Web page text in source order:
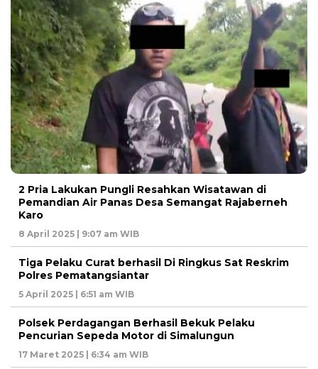
2 Pria Lakukan Pungli Resahkan Wisatawan di
Pemandian Air Panas Desa Semangat Rajaberneh
Karo
8 April 2025 | 9:07 am WIB
Tiga Pelaku Curat berhasil Di Ringkus Sat Reskrim
Polres Pematangsiantar
5 April 2025 | 6:51 am WIB
Polsek Perdagangan Berhasil Bekuk Pelaku
Pencurian Sepeda Motor di Simalungun
17 Maret 2025 | 6:34 am WIB